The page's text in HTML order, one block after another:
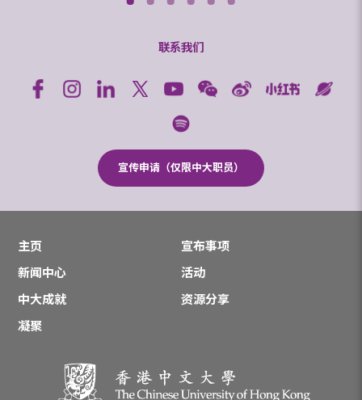
联系我们
宣传申请（仅限中大职员）
主页
宣布事项
新闻中心
活动
中大成就
资源分享
凝聚